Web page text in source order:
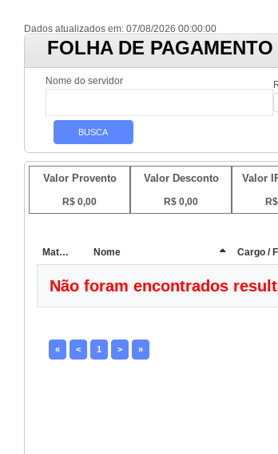
Dados atualizados em: 07/08/2026 00:00:00
FOLHA DE PAGAMENTO
Nome do servidor
Valor Provento
R$ 0,00
Valor Desconto
R$ 0,00
Valor
Matrícula Nome Cargo /
Não foram encontrados
« < 1 > »